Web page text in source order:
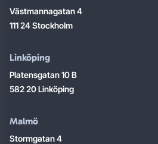
Västmannagatan 4
111 24 Stockholm
Linköping
Platensgatan 10 B
582 20 Linköping
Malmö
Stormgatan 4